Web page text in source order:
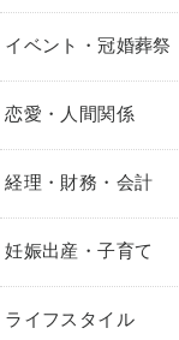
イベント・冠婚葬祭
恋愛・人間関係
経理・財務・会計
妊娠出産・子育て
ライフスタイル